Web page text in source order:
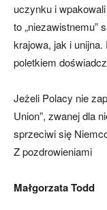
uczynku i
to „niezawistnemu”
krajowa, jak i
poletkiem
Jeżeli Polacy nie
Union”, zwanej dla
sprzeciwi się
Z pozdrowieniami
Małgorzata Todd